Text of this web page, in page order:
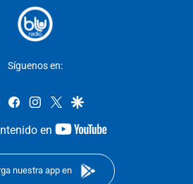
Síguenos en:
whatsappfacebookinstagram
twittergoogle
en
youtube-
nuestra app en